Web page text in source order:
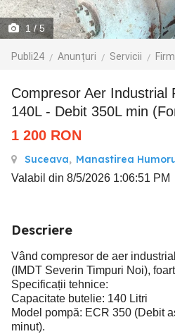
1 / 5
Publi24 Anunțuri Servicii
Compresor Aer Industrial Românesc IMDT
140L - Debit 350L min
1 200 RON
Suceava, Manastirea
Valabil din 8/5/2026 1:06:51 PM
Descriere
Vând compresor de aer
(IMDT Severin Timpuri Noi),
Specificații tehnice:
Capacitate butelie: 140 Litri
Model pompă: ECR 350 (Debit
minut).